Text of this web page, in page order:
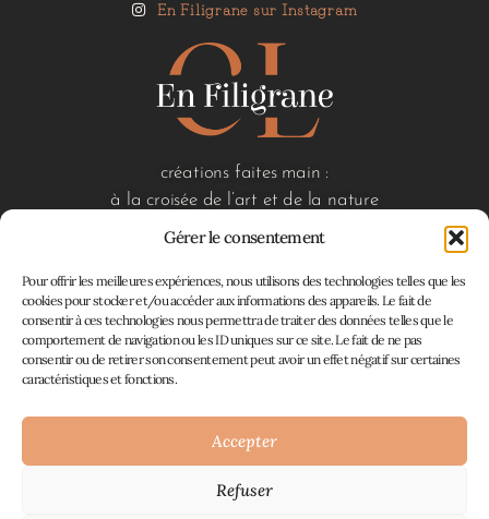
Gérer le consentement
Pour offrir les meilleures expériences, nous utilisons des technologies telles que les
cookies pour stocker et/ou accéder aux informations des appareils. Le fait de
consentir à ces technologies nous permettra de traiter des données telles que le
comportement de navigation ou les ID uniques sur ce site. Le fait de ne pas
consentir ou de retirer son consentement peut avoir un effet négatif sur certaines
caractéristiques et fonctions.
Accepter
Refuser
En Filigrane sur Instagram
créations faites main :
à la croisée de l’art et de la nature
liens utiles
accueil
boutique
mon panier
Atelier En Filigrane © 2026